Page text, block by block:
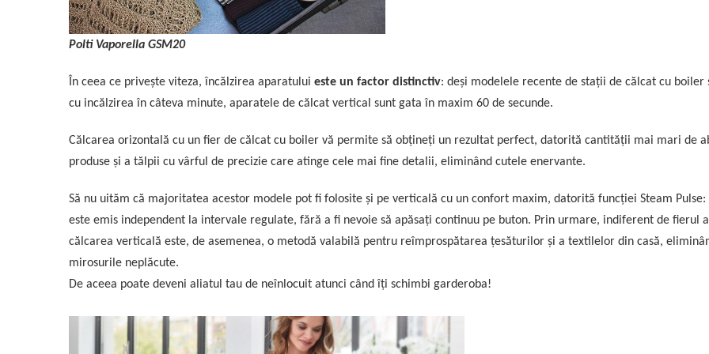
Polti Vaporella GSM20
În ceea ce privește viteza, încălzirea aparatului este un factor distinctiv: deși modelele recente de stații de călcat cu boiler
cu incălzirea în câteva minute, aparatele de călcat vertical sunt gata în maxim 60 de secunde.
Călcarea orizontală cu un fier de călcat cu boiler vă permite să obțineți un rezultat perfect, datorită cantității mai mari de
produse și a tălpii cu vârful de precizie care atinge cele mai fine detalii, eliminând cutele enervante.
Să nu uităm că majoritatea acestor modele pot fi folosite și pe verticală cu un confort maxim, datorită funcției Steam Pulse:
este emis independent la intervale regulate, fără a fi nevoie să apăsați continuu pe buton. Prin urmare, indiferent de fierul
călcarea verticală este, de asemenea, o metodă valabilă pentru reîmprospătarea țesăturilor și a textilelor din casă,
mirosurile neplăcute.
De aceea poate deveni aliatul tau de neînlocuit atunci când îți schimbi garderoba!